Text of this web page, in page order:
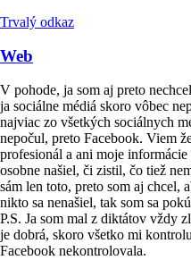
Trvalý odkaz
Web
V pohode, ja som aj preto
ja sociálne médiá skoro vôbec
najviac zo všetkých sociálnych
nepočul, preto Facebook. Viem
profesionál a ani moje
osobne našiel, či zistil, čo tiež
sám len toto, preto som aj chcel,
nikto sa nenašiel, tak som sa
P.S. Ja som mal z diktátov vždy
je dobrá, skoro všetko mi
Facebook nekontrolovala.